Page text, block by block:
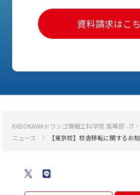
資料請求はこ
KADOKAWAドワンゴ情報工科学院 高等部 -
ニュース
【東京校】校舎移転に関するお